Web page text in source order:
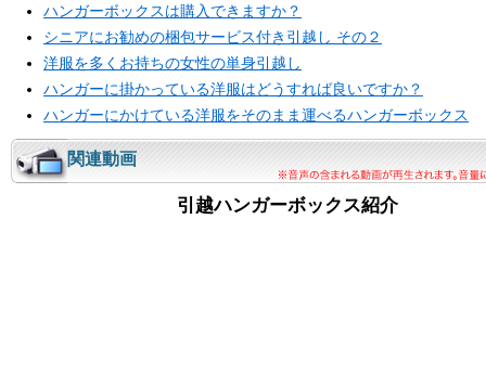
ハンガーボックスは購入できますか？
シニアにお勧めの梱包サービス付き引越し その２
洋服を多くお持ちの女性の単身引越し
ハンガーに掛かっている洋服はどうすれば良いですか？
ハンガーにかけている洋服をそのまま運べるハンガーボックス
関連動画
引越ハンガーボックス紹介